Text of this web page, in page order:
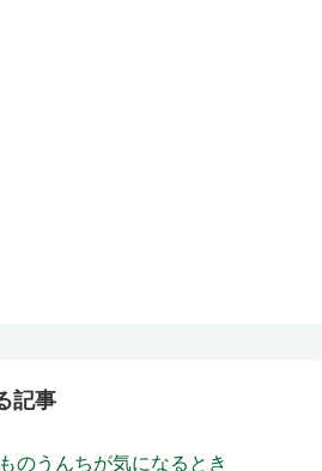
記事
のうんちが気になるとき